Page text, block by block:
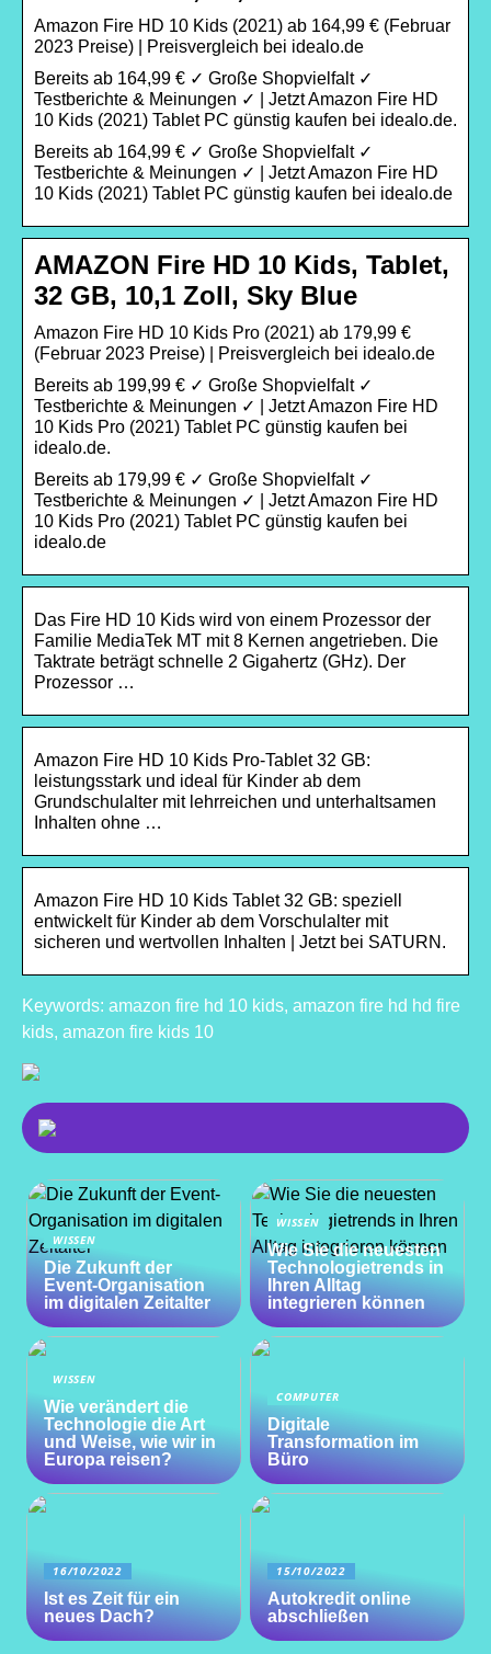
Amazon Fire HD 10 Kids (2021) ab 164,99 € (Februar
2023 Preise) | Preisvergleich bei idealo.de
Bereits ab 164,99 € ✓ Große Shopvielfalt ✓
Testberichte & Meinungen ✓ | Jetzt Amazon Fire HD
10 Kids (2021) Tablet PC günstig kaufen bei idealo.de.
Bereits ab 164,99 € ✓ Große Shopvielfalt ✓
Testberichte & Meinungen ✓ | Jetzt Amazon Fire HD
10 Kids (2021) Tablet PC günstig kaufen bei idealo.de
AMAZON Fire HD 10 Kids, Tablet,
32 GB, 10,1 Zoll, Sky Blue
Amazon Fire HD 10 Kids Pro (2021) ab 179,99 €
(Februar 2023 Preise) | Preisvergleich bei idealo.de
Bereits ab 199,99 € ✓ Große Shopvielfalt ✓
Testberichte & Meinungen ✓ | Jetzt Amazon Fire HD
10 Kids Pro (2021) Tablet PC günstig kaufen bei
idealo.de.
Bereits ab 179,99 € ✓ Große Shopvielfalt ✓
Testberichte & Meinungen ✓ | Jetzt Amazon Fire HD
10 Kids Pro (2021) Tablet PC günstig kaufen bei
idealo.de
Das Fire HD 10 Kids wird von einem Prozessor der
Familie MediaTek MT mit 8 Kernen angetrieben. Die
Taktrate beträgt schnelle 2 Gigahertz (GHz). Der
Prozessor …
Amazon Fire HD 10 Kids Pro-Tablet 32 GB:
leistungsstark und ideal für Kinder ab dem
Grundschulalter mit lehrreichen und unterhaltsamen
Inhalten ohne …
Amazon Fire HD 10 Kids Tablet 32 GB: speziell
entwickelt für Kinder ab dem Vorschulalter mit
sicheren und wertvollen Inhalten | Jetzt bei SATURN.
Keywords: amazon fire hd 10 kids, amazon fire hd hd fire
kids, amazon fire kids 10
WISSEN
Die Zukunft der
Event-Organisation
im digitalen Zeitalter
WISSEN
Wie Sie die neuesten
Technologietrends in
Ihren Alltag
integrieren können
WISSEN
Wie verändert die
Technologie die Art
und Weise, wie wir in
Europa reisen?
COMPUTER
Digitale
Transformation im
Büro
16/10/2022
Ist es Zeit für ein
neues Dach?
15/10/2022
Autokredit online
abschließen